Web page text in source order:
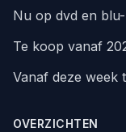
Nu op dvd en
Te koop vanaf
Vanaf deze week
OVERZICHTEN